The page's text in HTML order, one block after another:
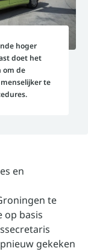
hoger
doet het
om de
te
en
te
op basis
gekeken